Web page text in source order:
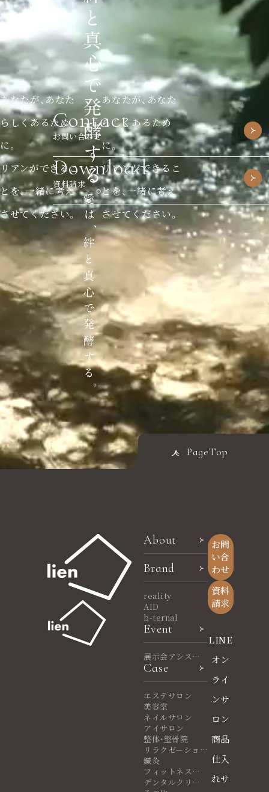
あなたが、あなた
らしくあるため
に。
リアンができるこ
とを、一緒に考え
させてください。
あなたが、あなた
らしくあるため
に。
リアンができるこ
とを、一緒に考え
させてください。
Contact
お問い合わせ
Download
資料請求
PageTop
About
Brand
reality
AID
b-ternal
Event
展示会アシスタ
ント
Case
エステサロン
美容室
ネイルサロン
アイサロン
整体・整骨院
リラクゼーショ
ンサロン
鍼灸
フィットネスヨ
ガ
デンタルクリニ
お問
い合
わせ
資料
請求
LINE
オン
ライ
ンサ
ロン
商品
仕入
れサ